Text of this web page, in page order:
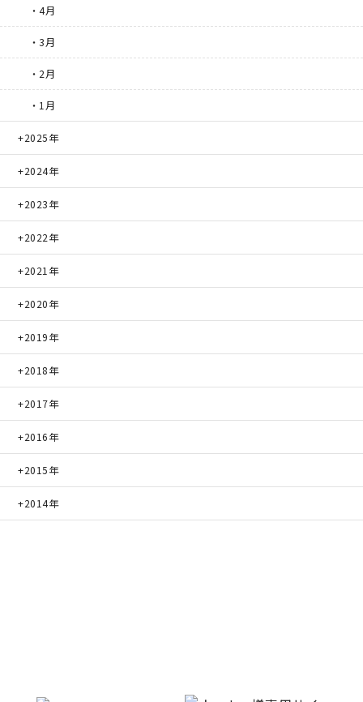
・4月
・3月
・2月
・1月
2025年
2024年
2023年
2022年
2021年
2020年
2019年
2018年
2017年
2016年
2015年
2014年